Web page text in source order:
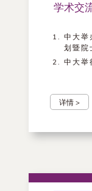
学术交
中大举
划暨院
中大举
详情 >